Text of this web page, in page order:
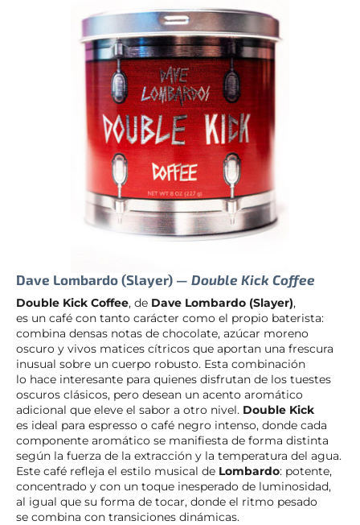
Dave Lombardo (Slayer) — Double Kick Coffee
Double Kick Coffee, de Dave Lombardo (Slayer),
es un café con tanto carácter como el propio baterista:
combina densas notas de chocolate, azúcar moreno
oscuro y vivos matices cítricos que aportan una frescura
inusual sobre un cuerpo robusto. Esta combinación
lo hace interesante para quienes disfrutan de los tuestes
oscuros clásicos, pero desean un acento aromático
adicional que eleve el sabor a otro nivel. Double Kick
es ideal para espresso o café negro intenso, donde cada
componente aromático se manifiesta de forma distinta
según la fuerza de la extracción y la temperatura del agua.
Este café refleja el estilo musical de Lombardo: potente,
concentrado y con un toque inesperado de luminosidad,
al igual que su forma de tocar, donde el ritmo pesado
se combina con transiciones dinámicas.